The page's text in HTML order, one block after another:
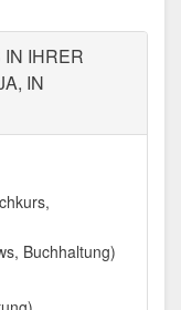
IHRER
IN
Buchhaltung)